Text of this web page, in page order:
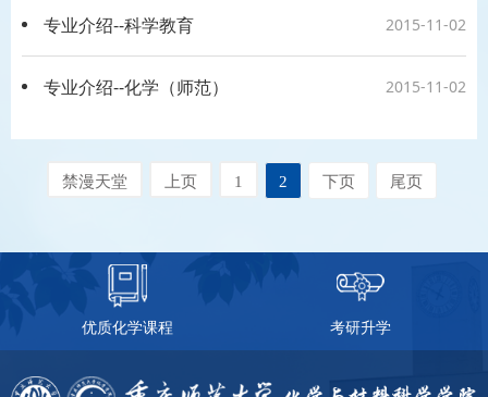
专业介绍--科学教育 2015-11-02
专业介绍--化学（师范） 2015-11-02
禁漫天堂 上页 1 2 下页 尾页
优质化学课程 考研升学